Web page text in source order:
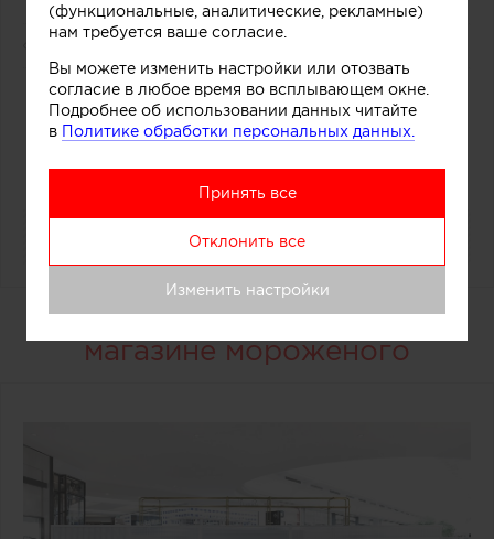
18
Дизайнерский прилавок в
магазине мороженого
(функциональные, аналитические, рекламные)
нам требуется ваше согласие.
Вы можете изменить настройки или отозвать
согласие в любое время во всплывающем окне.
Подробнее об использовании данных читайте
в Политике обработки персональных данных.
Принять все
Отклонить все
Изменить настройки